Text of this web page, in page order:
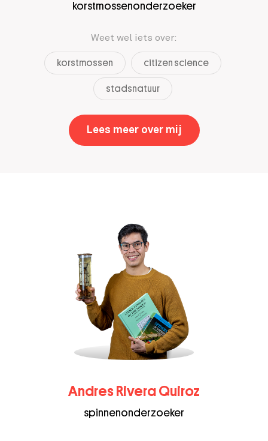
korstmossenonderzoeker
Weet wel iets over:
korstmossen citizen science
stadsnatuur
Lees meer over mij Tim Claerhout
Andres Rivera Quiroz
spinnenonderzoeker